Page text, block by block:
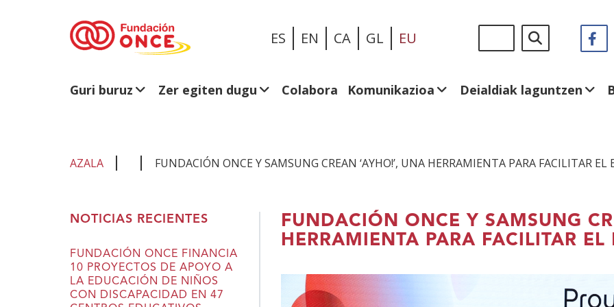
ES EN CA GL EU
en:
Guri buruz Zer egiten dugu Colabora Komunikazioa Deialdiak laguntzen
AZALA FUNDACIÓN ONCE Y SAMSUNG CREAN ‘AYHO!’, UNA HERRAMIENTA PARA FACILITAR EL
FUNDACIÓN ONCE Y SAMSUNG
HERRAMIENTA PARA FACILITAR
NOTICIAS RECIENTES
FUNDACIÓN ONCE FINANCIA
10 PROYECTOS DE APOYO A
LA EDUCACIÓN DE NIÑOS
CON DISCAPACIDAD EN 47